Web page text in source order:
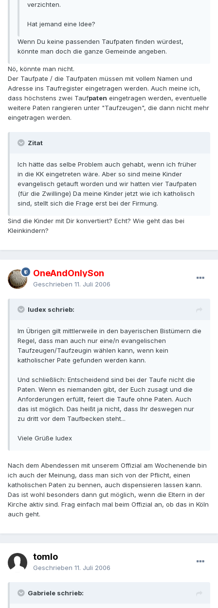
verzichten.
Hat jemand eine Idee?
Wenn Du keine passenden Taufpaten finden würdest,
könnte man doch die ganze Gemeinde angeben.
Nö, könnte man nicht.
Der Taufpate / die Taufpaten müssen mit vollem Namen und
Adresse ins Taufregister eingetragen werden. Auch meine ich,
dass höchstens zwei Taufpaten eingetragen werden, eventuelle
weitere Paten rangieren unter "Taufzeugen", die dann nicht mehr
eingetragen werden.
Zitat
Ich hätte das selbe Problem auch gehabt, wenn ich früher
in die KK eingetreten wäre. Aber so sind meine Kinder
evangelisch getauft worden und wir hatten vier Taufpaten
(für die Zwillinge) Da meine Kinder jetzt wie ich katholisch
sind, stellt sich die Frage erst bei der Firmung.
Sind die Kinder mit Dir konvertiert? Echt? Wie geht das bei
Kleinkindern?
OneAndOnlySon
Geschrieben 11. Juli 2006
Iudex schrieb:
Im Übrigen gilt mittlerweile in den bayerischen Bistümern die
Regel, dass man auch nur eine/n evangelischen
Taufzeugen/Taufzeugin wählen kann, wenn kein
katholischer Pate gefunden werden kann.
Und schließlich: Entscheidend sind bei der Taufe nicht die
Paten. Wenn es niemanden gibt, der Euch zusagt und die
Anforderungen erfüllt, feiert die Taufe ohne Paten. Auch
das ist möglich. Das heißt ja nicht, dass Ihr deswegen nur
zu dritt vor dem Taufbecken steht...
Viele Grüße Iudex
Nach dem Abendessen mit unserem Offizial am Wochenende bin
ich auch der Meinung, dass man sich von der Pflicht, einen
katholischen Paten zu bennen, auch dispensieren lassen kann.
Das ist wohl besonders dann gut möglich, wenn die Eltern in der
Kirche aktiv sind. Frag einfach mal beim Offizial an, ob das in Köln
auch geht.
tomlo
Geschrieben 11. Juli 2006
Gabriele schrieb: